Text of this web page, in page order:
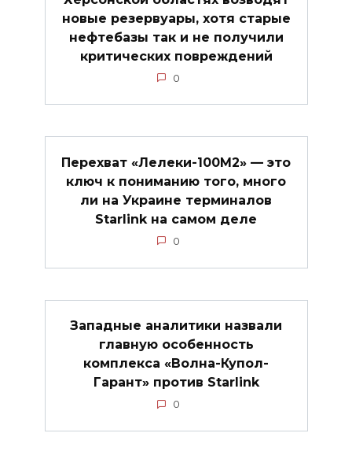
новые резервуары, хотя старые
нефтебазы так и не получили
критических повреждений
0
Перехват «Лелеки-100М2» — это
ключ к пониманию того, много
ли на Украине терминалов
Starlink на самом деле
0
Западные аналитики назвали
главную особенность
комплекса «Волна-Купол-
Гарант» против Starlink
0